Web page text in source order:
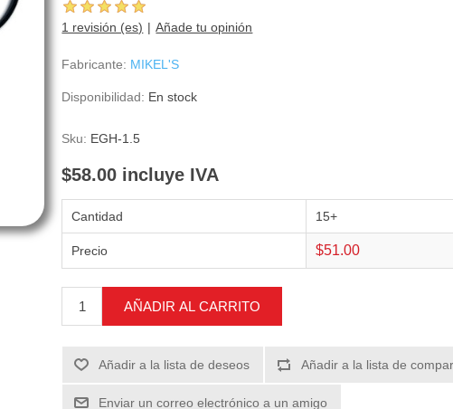
1 revisión (es) Añade tu opinión
Fabricante: MIKEL'S
Disponibilidad: En stock
Sku: EGH-1.5
$58.00 incluye IVA
Cantidad 15+
Precio $51.00
AÑADIR AL CARRITO
Añadir a la lista de deseos Añadir a la lista de
Enviar un correo electrónico a un amigo